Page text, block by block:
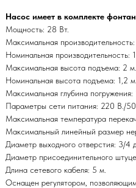
Насос имеет в комплекте
Мощность: 28 Вт.
Максимальная
Номинальная производительность:
Максимальная высота подъема: 2 м.
Номинальная высота подъема: 1,2 м.
Максимальная глубина погружения:
Параметры сети питания: 220 В./50
Максимальная температура
Максимальный линейный размер
Диаметр выходного отверстия: 3/4
Диаметр присоединительного
Длина сетевого кабеля: 5 м.
Оснащен регулятором,